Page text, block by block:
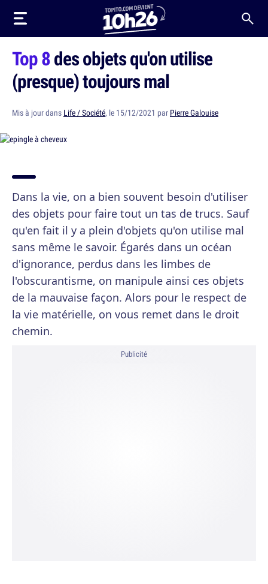
Top 8des objets qu'on utilise
(presque) toujours mal
Mis à jour dans Life / Société, le 15/12/2021 par Pierre Galouise
Dans la vie, on a bien souvent besoin d'utiliser
des objets pour faire tout un tas de trucs. Sauf
qu'en fait il y a plein d'objets qu'on utilise mal
sans même le savoir. Égarés dans un océan
d'ignorance, perdus dans les limbes de
l'obscurantisme, on manipule ainsi ces objets
de la mauvaise façon. Alors pour le respect de
la vie matérielle, on vous remet dans le droit
chemin.
Publicité